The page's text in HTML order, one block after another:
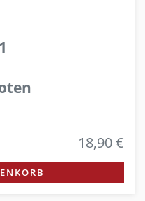
18,90 €